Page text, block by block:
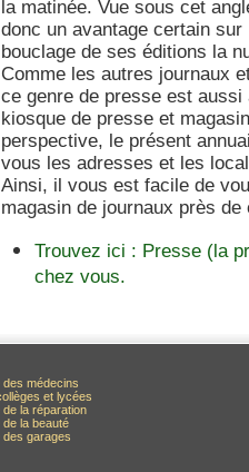
la matinée. Vue sous cet
donc un avantage certain
bouclage de ses éditions la
Comme les autres journaux
ce genre de presse est
kiosque de presse et
perspective, le présent
vous les adresses et les
Ainsi, il vous est facile de
magasin de journaux près de
Trouvez ici : Presse (la
chez vous.
des médecins
et lycées
de la réparation
de la beauté
des garages